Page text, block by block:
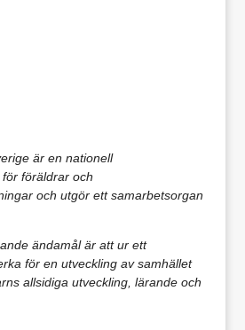
är en nationell
föräldrar och
och utgör ett samarbetsorgan
ändamål är att ur ett
för en utveckling av samhället
allsidiga utveckling, lärande och